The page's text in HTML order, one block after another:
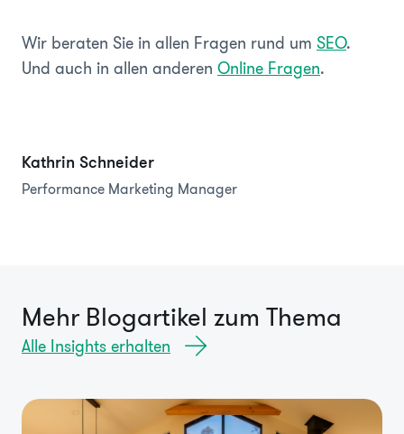
Wir beraten Sie in allen Fragen rund um SEO.
Und auch in allen anderen Online Fragen.
Kathrin Schneider
Performance Marketing Manager
Mehr Blogartikel zum Thema
Alle Insights erhalten